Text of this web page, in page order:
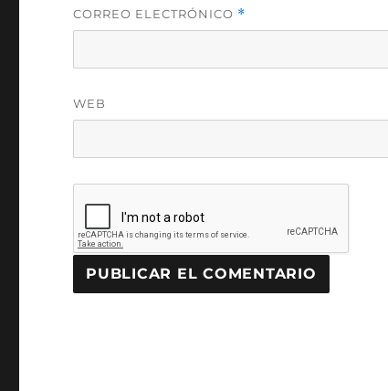
CORREO ELECTRÓNICO *
WEB